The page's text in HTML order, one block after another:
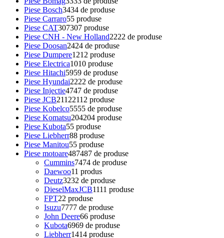
Piese Bosch3434 de produse
Piese Carraro55 produse
Piese CAT307307 produse
Piese CNH - New Holland2222 de produse
Piese Doosan2424 de produse
Piese Dumpere1212 produse
Piese Electrica1010 produse
Piese Hitachi5959 de produse
Piese Hyundai2222 de produse
Piese Injectie4747 de produse
Piese JCB21122112 produse
Piese Kobelco5555 de produse
Piese Komatsu204204 produse
Piese Kubota55 produse
Piese Liebherr88 produse
Piese Manitou55 produse
Piese motoare487487 de produse
Cummins7474 de produse
Daewoo11 produs
Deutz3232 de produse
DieselMaxJCB1111 produse
FPT22 produse
Isuzu7777 de produse
John Deere66 produse
Kubota6969 de produse
Liebherr1414 produse